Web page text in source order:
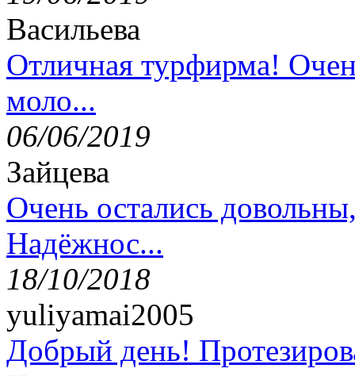
Васильева
Отличная турфирма!
моло...
06/06/2019
Зайцева
Очень остались
Надёжнос...
18/10/2018
yuliyamai2005
Добрый день!